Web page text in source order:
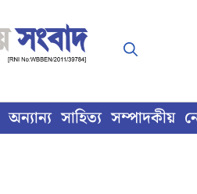
অন্যান্য সাহিত্য সম্পাদকীয়